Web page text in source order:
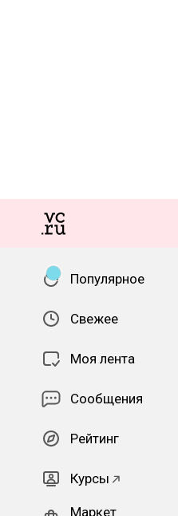
Популярное
Свежее
Моя лента
Сообщения
Рейтинг
Курсы
Маркет